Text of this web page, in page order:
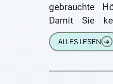
gebrauchte
Damit Sie
sollten Sie
Hörgeräte
ALLES LESEN ➔